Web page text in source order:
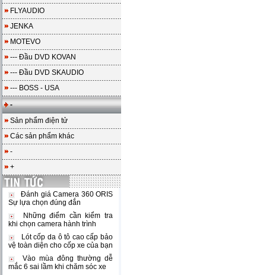
FLYAUDIO
JENKA
MOTEVO
--- Đầu DVD KOVAN
--- Đầu DVD SKAUDIO
--- BOSS - USA
-
Sản phẩm điện tử
Các sản phẩm khác
-
+
Đánh giá Camera 360 ORIS
Sự lựa chọn đúng đắn
Những điểm cần kiểm tra
khi chọn camera hành trình
Lót cốp da ô tô cao cấp bảo
vệ toàn diện cho cốp xe của bạn
Vào mùa đông thường dễ
mắc 6 sai lầm khi chăm sóc xe